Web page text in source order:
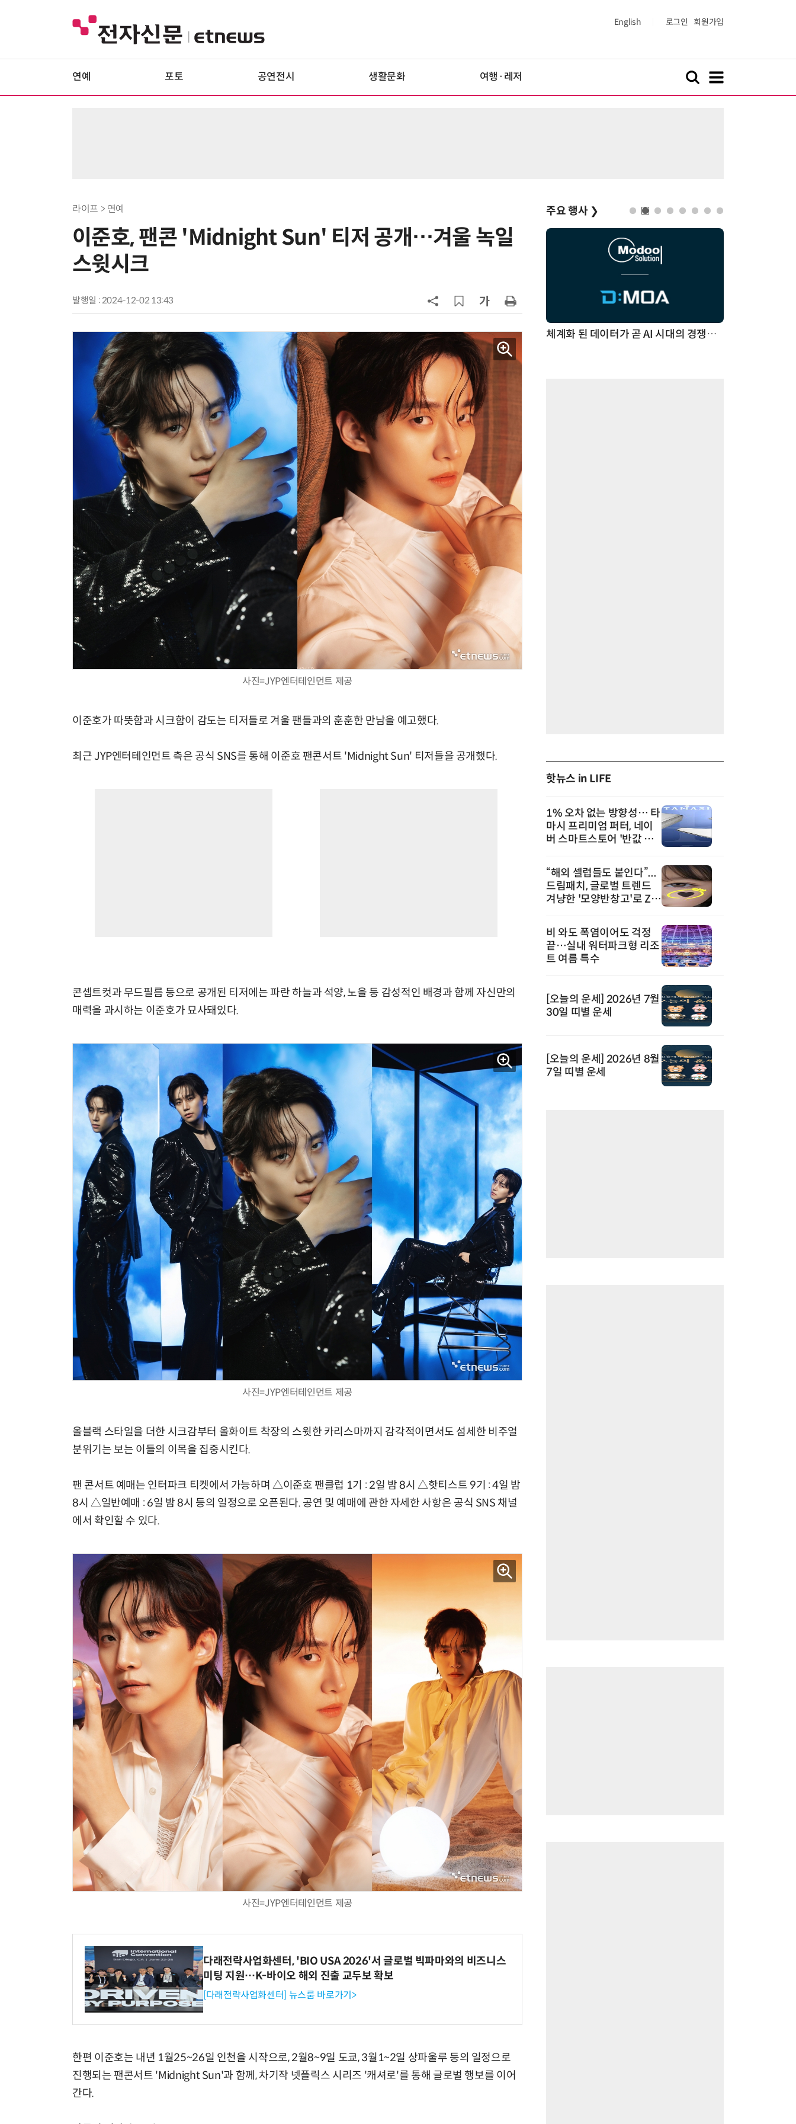
English 로그인 회원가입
연예 포토 공연전시 생활문화 여행·레저
라이프 > 연예
이준호, 팬콘 'Midnight Sun' 티저 공개…겨울 녹일
스윗시크
발행일 : 2024-12-02 13:43
사진=JYP엔터테인먼트 제공
이준호가 따뜻함과 시크함이 감도는 티저들로 겨울 팬들과의 훈훈한 만남을 예고했다.
최근 JYP엔터테인먼트 측은 공식 SNS를 통해 이준호 팬콘서트 'Midnight Sun' 티저들을 공개했다.
콘셉트컷과 무드필름 등으로 공개된 티저에는 파란 하늘과 석양, 노을 등 감성적인 배경과 함께 자신만의
매력을 과시하는 이준호가 묘사돼있다.
사진=JYP엔터테인먼트 제공
올블랙 스타일을 더한 시크감부터 올화이트 착장의 스윗한 카리스마까지 감각적이면서도 섬세한 비주얼
분위기는 보는 이들의 이목을 집중시킨다.
팬 콘서트 예매는 인터파크 티켓에서 가능하며 △이준호 팬클럽 1기 : 2일 밤 8시 △핫티스트 9기 : 4일 밤
8시 △일반예매 : 6일 밤 8시 등의 일정으로 오픈된다. 공연 및 예매에 관한 자세한 사항은 공식 SNS 채널
에서 확인할 수 있다.
사진=JYP엔터테인먼트 제공
다래전략사업화센터, 'BIO USA 2026'서 글로벌 빅파마와의 비즈니스
미팅 지원…K-바이오 해외 진출 교두보 확보
[다래전략사업화센터] 뉴스룸 바로가기>
한편 이준호는 내년 1월25~26일 인천을 시작으로, 2월8~9일 도쿄, 3월1~2일 상파울루 등의 일정으로
진행되는 팬콘서트 'Midnight Sun'과 함께, 차기작 넷플릭스 시리즈 '캐셔로'를 통해 글로벌 행보를 이어
간다.
주요 행사 ❯
AI Native Enterprise를 지원하는 AI Ready Data 플랫폼 활용 전략 AI 시대의 옵저버빌리티: GPU·LLM 모니터링부터 AI 기반 장애 대응까지 체계화 된 데이터가 곧 AI 시대의 경쟁력이다
핫뉴스 in LIFE
1% 오차 없는 방향성… 타
마시 프리미엄 퍼터, 네이
버 스마트스토어 '반값 할
“해외 셀럽들도 붙인다”...
드림패치, 글로벌 트렌드
겨냥한 '모양반창고'로 Z세
비 와도 폭염이어도 걱정
끝…실내 워터파크형 리조
트 여름 특수
[오늘의 운세] 2026년 7월
30일 띠별 운세
[오늘의 운세] 2026년 8월
7일 띠별 운세